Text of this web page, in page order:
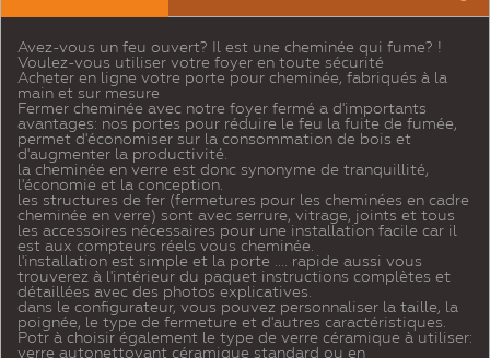
Avez-vous un feu ouvert? Il est une cheminée qui fume? !
Voulez-vous utiliser votre foyer en toute sécurité
Acheter en ligne votre porte pour cheminée, fabriqués à la
main et sur mesure
Fermer cheminée avec notre foyer fermé a d'importants
avantages: nos portes pour réduire le feu la fuite de fumée,
permet d'économiser sur la consommation de bois et
d'augmenter la productivité.
la cheminée en verre est donc synonyme de tranquillité,
l'économie et la conception.
les structures de fer (fermetures pour les cheminées en cadre
cheminée en verre) sont avec serrure, vitrage, joints et tous
les accessoires nécessaires pour une installation facile car il
est aux compteurs réels vous cheminée.
l'installation est simple et la porte .... rapide aussi vous
trouverez à l'intérieur du paquet instructions complètes et
détaillées avec des photos explicatives.
dans le configurateur, vous pouvez personnaliser la taille, la
poignée, le type de fermeture et d'autres caractéristiques.
Potr à choisir également le type de verre céramique à utiliser:
verre autonettoyant céramique standard ou en